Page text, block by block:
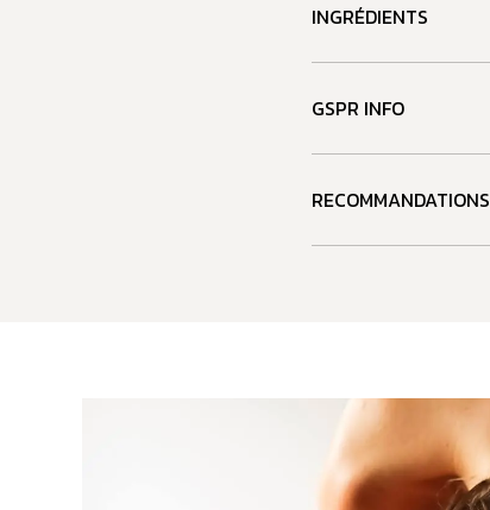
INGRÉDIENTS
GSPR INFO
RECOMMANDATIONS